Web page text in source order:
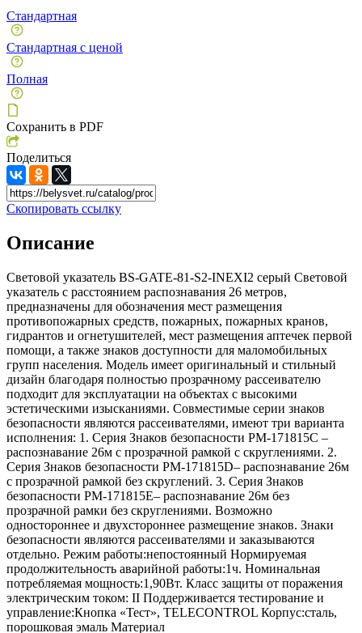
Стандартная
Стандартная с ценой
Полная
Сохранить в PDF
Поделиться
Скопировать ссылку
Описание
Световой указатель BS-GATE-81-S2-INEXI2 серый Световой
указатель с расстоянием распознавания 26 метров,
предназначены для обозначения мест размещения
противопожарных средств, пожарных, пожарных кранов,
гидрантов и огнетушителей, мест размещения аптечек первой
помощи, а также знаков доступности для маломобильных
групп населения. Модель имеет оригинальный и стильный
дизайн благодаря полностью прозрачному рассеивателю
подходит для эксплуатации на объектах с высокими
эстетическими изысканиями. Совместимые серии знаков
безопасности являются рассеивателями, имеют три варианта
исполнения: 1. Серия Знаков безопасности PM-171815C –
распознавание 26м с прозрачной рамкой с скруглениями. 2.
Серия Знаков безопасности PM-171815D– распознавание 26м
с прозрачной рамкой без скруглений. 3. Серия Знаков
безопасности PM-171815E– распознавание 26м без
прозрачной рамки без скруглениями. Возможно
одностороннее и двухстороннее размещение знаков. Знаки
безопасности являются рассеивателями и заказываются
отдельно. Режим работы:непостоянный Нормируемая
продолжительность аварийной работы:1ч. Номинальная
потребляемая мощность:1,90Вт. Класс защиты от поражения
электрическим током: II Поддерживается тестирование и
управление:Кнопка «Тест», TELECONTROL Корпус:сталь,
порошковая эмаль Материал